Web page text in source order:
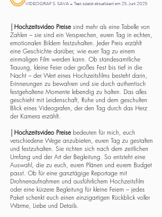
VIDEOGRAF S. SAVA – Text zuletzt aktualisiert am 25. Juni 2025
Hochzeitsvideo Preisesind mehr als eine Tabelle von
Zahlen – sie sind ein Versprechen, euren Tag in echten,
emotionalen Bildern festzuhalten. Jeder Preis erzählt
eine Geschichte darüber, wie euer Tag zu einem
einmaligen Film werden kann. Ob standesamtliche
Trauung, kleine Feier oder großes Fest bis tief in die
Nacht – der Wert eines Hochzeitsfilms besteht darin,
Erinnerungen zu bewahren und sie durch authentisch
festgehaltene Momente lebendig zu halten. Das alles
geschieht mit Leidenschaft, Ruhe und dem geschulten
Blick eines Videografen, der den Tag durch das Herz
der Kamera erzählt.
Hochzeitsvideo Preisebedeuten für mich, euch
verschiedene Wege anzubieten, euren Tag zu gestalten
und festzuhalten. Sie richten sich nach dem zeitlichen
Umfang und der Art der Begleitung. So entsteht eine
Auswahl, die zu euch, euren Plänen und eurem Budget
passt. Ob für eine ganztägige Reportage mit
Drohnenaufnahmen und ausführlichem Hochzeitsfilm
oder eine kürzere Begleitung für kleine Feiern – jedes
Paket schenkt euch einen einzigartigen Rückblick voller
Wärme, Liebe und Details.